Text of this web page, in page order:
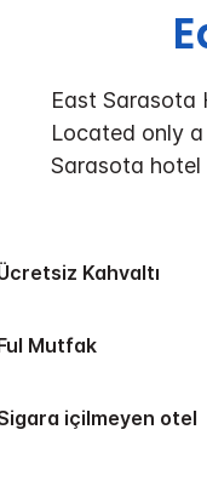
East Sarasota
Located only
Sarasota
Ücretsiz Kahvaltı
Ful Mutfak
Sigara içilmeyen otel